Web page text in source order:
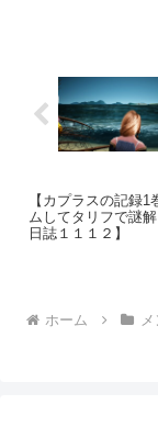
【カプラスの記録
ムしてタリフで謎
日誌１１１２】
ホーム